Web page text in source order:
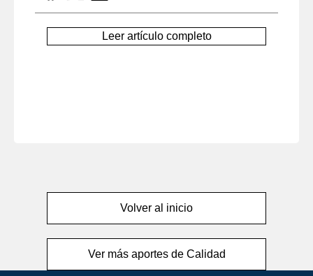
Leer artículo completo
Volver al inicio
Ver más aportes de Calidad